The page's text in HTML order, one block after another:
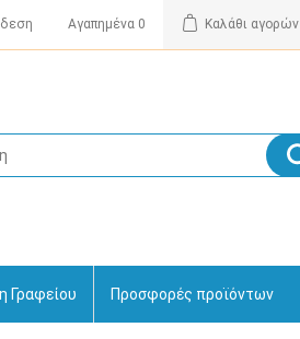
Αγαπημένα 0 Καλάθι αγορών
Γραφείου Προσφορές προϊόντων